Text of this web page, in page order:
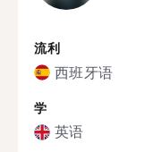
流利
西班牙语
学
英语